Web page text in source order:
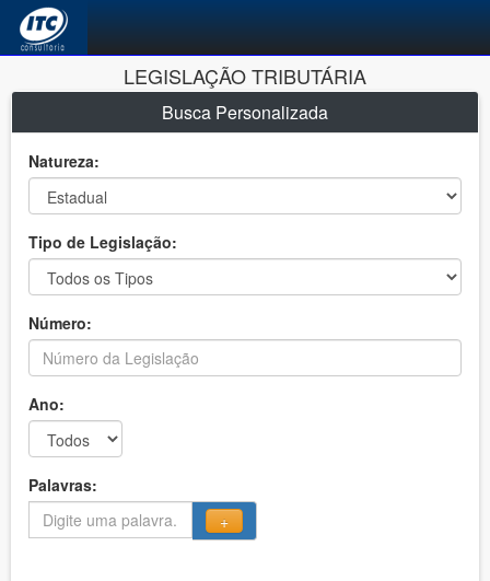
LEGISLAÇÃO TRIBUTÁRIA
Busca Personalizada
Natureza:
Tipo de Legislação:
Número:
Ano:
Palavras:
+